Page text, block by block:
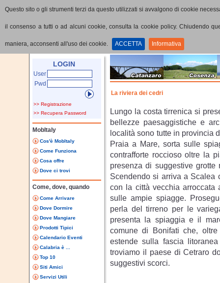
Questo sito o gli strumenti terzi da questo utilizzati si avvalgono di cookie
il consenso a tutti o ad alcuni cookie, consulta la cookie policy. Chiudendo
maniera, acconsenti all'uso dei cookie. ACCETTA Informativa
LOGIN
User
Pwd
>> Registrazione
>> Recupera Password
MobItaly
Cos'è MobItaly
Come Funziona
Cosa offre
Dove ci trovi
Come, dove, quando
Come Arrivare
Dove Dormire
Dove Mangiare
Prodotti Tipici
Calendario Eventi
Calabria è ...
Top 10
Siti Amici
Servizi Utili
La riviera dei cedri
Lungo la costa tirrenica si
bellezze paesaggistiche e
località sono tutte in provincia
Praia a Mare, sorta sulle
contrafforte roccioso oltre la
presenza di suggestive
Scendendo si arriva a Scalea
con la città vecchia arroccata
sulle ampie spiagge.
perla del tirreno per le
presenta la spiaggia e il
comune di Bonifati che,
estende sulla fascia
troviamo il paese di Cetraro
suggestivi scorci.